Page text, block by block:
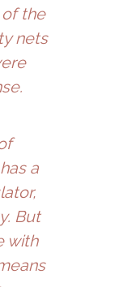
the
nets
a
But
with